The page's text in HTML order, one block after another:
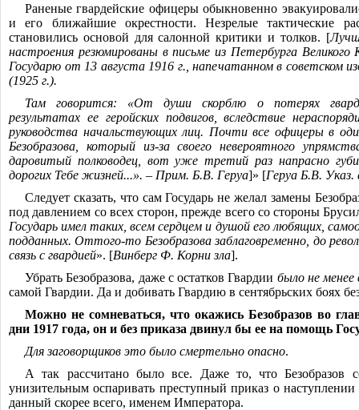
Раненые гвардейские офицеры обыкновенно
и его ближайшие окрестности. Незрелые тактические
становились основой для салонной критики и толков. [
настроения резюмированы в письме из Петербурга Великого
Государю от 13 августа 1916 г., напечатанном в советском
(1925 г.).
Там говорится: «От души скорблю о потерях
результатах ее геройских подвигов, вследствие
руководства начальствующих лиц. Почти все офицеры в
Безобразова, который из-за своего невероятного
даровитый полководец, вот уже третий раз напрасно
дорогих Тебе жизней...». ‒ Прим. Б.В. Геруа]» [Геруа Б.В. Указ.
Следует сказать, что сам Государь не желал замены
под давлением со всех сторон, прежде всего со стороны
Государь имел таких, всем сердцем и душой его любящих,
подданных. Оттого-то Безобразова заблаговременно, до
связь с гвардией». [Винберг Ф. Корни зла].
Убрать Безобразова, даже с остатков Гвардии было не
самой Гвардии. Да и добивать Гвардию в сентябрьских боях
Можно не сомневаться, что окажись Безобразов во
дни 1917 года, он и без приказа двинул бы ее на помощь
Для заговорщиков это было смертельно опасно.
А так рассчитано было все. Даже то, что Безобразов
унизительным оспаривать преступный приказ о
данный скорее всего, именем Императора.